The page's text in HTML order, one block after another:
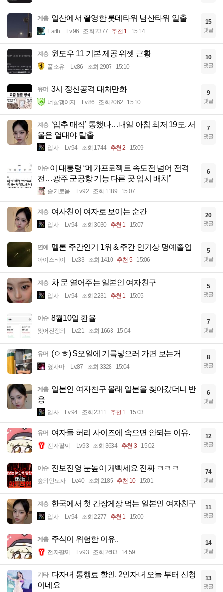
계층 일산에서 촬영한 롯데타워 남산타워 일출
Earth Lv.96 조회 2377 추천 1 15:14
15
댓글
계층 윈도우 11 기본 제공 위젯 근황
풀소유 Lv.86 조회 2907 15:10
10
댓글
유머 3시 정신공격 대처만화
너빨갱이지 Lv.86 조회 2062 15:10
9
댓글
계층 ‘입추 매직’ 통했나…내일 아침 최저 19도, 서
울은 열대야 탈출
입사 Lv.94 조회 1744 추천 2 15:09
7
댓글
이슈 ​이 대통령 “메가프로젝트 속도전 넘어 전격
전…광주 군공항 기능 다른 곳 임시 배치”
슬기로움 Lv.92 조회 1189 15:07
6
댓글
계층 여사친이 여자로 보이는 순간
입사 Lv.94 조회 3030 추천 1 15:07
20
댓글
연예 멜론 주간인기 1위 & 주간 인기상 명예졸업
아이스티이 Lv.33 조회 1410 추천 5 15:06
5
댓글
계층 차 문 열어주는 일본인 여자친구
입사 Lv.94 조회 2231 추천 1 15:05
5
댓글
이슈 8월10일 환율
찢어진정의 Lv.21 조회 1663 15:04
7
댓글
유머 (ㅇㅎ) S오일에 기름넣으러 가면 보는거
옆사마 Lv.87 조회 3328 15:04
8
댓글
계층 일본인 여자친구 몰래 일본을 찾아갔더니 반
응
입사 Lv.94 조회 2311 추천 1 15:03
6
댓글
유머 여자들 허리 사이즈에 속으면 안되는 이유.
전자팔찌 Lv.93 조회 3634 추천 3 15:02
12
댓글
이슈 진보진영 눈높이 개빡세요 진짜 ㅋㅋㅋ
숲의인도자 Lv.40 조회 2185 추천 10 15:01
74
댓글
계층 한국에서 첫 간장게장 먹는 일본인 여자친구
입사 Lv.94 조회 2277 추천 1 15:00
11
댓글
계층 주식이 위험한 이유..
전자팔찌 Lv.93 조회 2683 14:59
14
댓글
기타 다자녀 통행료 할인, 2인자녀 오늘 부터 신청
이네요
13
댓글